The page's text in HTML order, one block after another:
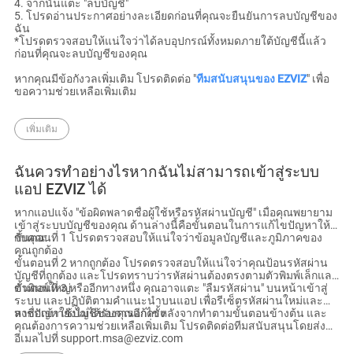
4. จากนั้นแตะ "ลบบัญชี"
5. โปรดอ่านประกาศอย่างละเอียดก่อนที่คุณจะยืนยันการลบบัญชีของ
ฉัน
*โปรดตรวจสอบให้แน่ใจว่าได้ลบอุปกรณ์ทั้งหมดภายใต้บัญชีนี้แล้ว
ก่อนที่คุณจะลบบัญชีของคุณ
หากคุณมีข้อกังวลเพิ่มเติม โปรดติดต่อ "ทีมสนับสนุนของ EZVIZ" เพื่อ
ขอความช่วยเหลือเพิ่มเติม
เพิ่มเติม
ฉันควรทำอย่างไรหากฉันไม่สามารถเข้าสู่ระบบ
แอป EZVIZ ได้
หากแอปแจ้ง "ข้อผิดพลาดชื่อผู้ใช้หรือรหัสผ่านบัญชี" เมื่อคุณพยายาม
เข้าสู่ระบบบัญชีของคุณ ด้านล่างนี้คือขั้นตอนในการแก้ไขปัญหาให้
กับคุณ:
ขั้นตอนที่ 1 โปรดตรวจสอบให้แน่ใจว่าข้อมูลบัญชีและภูมิภาคของ
คุณถูกต้อง
ขั้นตอนที่ 2 หากถูกต้อง โปรดตรวจสอบให้แน่ใจว่าคุณป้อนรหัสผ่าน
บัญชีที่ถูกต้อง และโปรดทราบว่ารหัสผ่านต้องตรงตามตัวพิมพ์เล็กและ
ตัวพิมพ์ใหญ่
ขั้นตอนที่ 3 หรืออีกทางหนึ่ง คุณอาจแตะ "ลืมรหัสผ่าน" บนหน้าเข้าสู่
ระบบ และปฏิบัติตามคำแนะนำบนแอป เพื่อรีเซ็ตรหัสผ่านใหม่และ
ลงชื่อเข้าใช้บัญชีของคุณอีกครั้ง
หากปัญหายังไม่ได้รับการแก้ไขหลังจากทำตามขั้นตอนข้างต้น และ
คุณต้องการความช่วยเหลือเพิ่มเติม โปรดติดต่อทีมสนับสนุนโดยส่ง
อีเมลไปที่ support.msa@ezviz.com